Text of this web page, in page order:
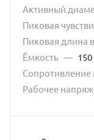
Активный
Пиковая
Пиковая длина
Ёмкость —
Сопротивление
Рабочее